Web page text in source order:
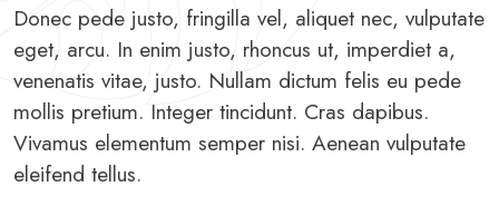
Donec pede justo, fringilla vel, aliquet nec, vulputate
eget, arcu. In enim justo, rhoncus ut, imperdiet a,
venenatis vitae, justo. Nullam dictum felis eu pede
mollis pretium. Integer tincidunt. Cras dapibus.
Vivamus elementum semper nisi. Aenean vulputate
eleifend tellus.